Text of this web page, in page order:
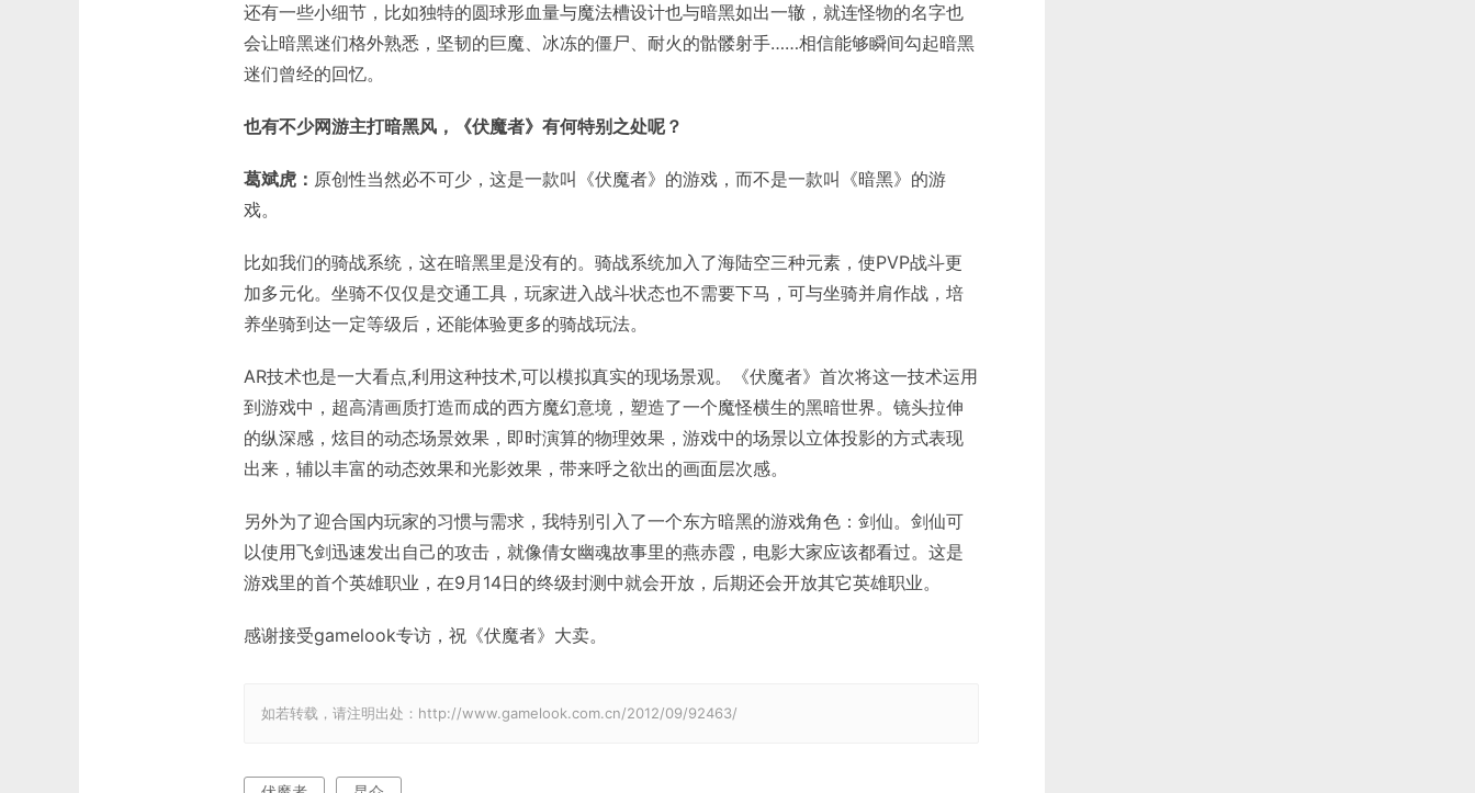
还有一些小细节，比如独特的圆球形血量与魔法槽设计也与暗黑如出一辙，就连怪物的名字也
会让暗黑迷们格外熟悉，坚韧的巨魔、冰冻的僵尸、耐火的骷髅射手……相信能够瞬间勾起暗黑
迷们曾经的回忆。
也有不少网游主打暗黑风，《伏魔者》有何特别之处呢？
葛斌虎： 原创性当然必不可少，这是一款叫《伏魔者》的游戏，而不是一款叫《暗黑》的游
戏。
比如我们的骑战系统，这在暗黑里是没有的。骑战系统加入了海陆空三种元素，使PVP战斗更
加多元化。坐骑不仅仅是交通工具，玩家进入战斗状态也不需要下马，可与坐骑并肩作战，培
养坐骑到达一定等级后，还能体验更多的骑战玩法。
AR技术也是一大看点,利用这种技术,可以模拟真实的现场景观。《伏魔者》首次将这一技术运用
到游戏中，超高清画质打造而成的西方魔幻意境，塑造了一个魔怪横生的黑暗世界。镜头拉伸
的纵深感，炫目的动态场景效果，即时演算的物理效果，游戏中的场景以立体投影的方式表现
出来，辅以丰富的动态效果和光影效果，带来呼之欲出的画面层次感。
另外为了迎合国内玩家的习惯与需求，我特别引入了一个东方暗黑的游戏角色：剑仙。剑仙可
以使用飞剑迅速发出自己的攻击，就像倩女幽魂故事里的燕赤霞，电影大家应该都看过。这是
游戏里的首个英雄职业，在9月14日的终级封测中就会开放，后期还会开放其它英雄职业。
感谢接受gamelook专访，祝《伏魔者》大卖。
如若转载，请注明出处：http://www.gamelook.com.cn/2012/09/92463/